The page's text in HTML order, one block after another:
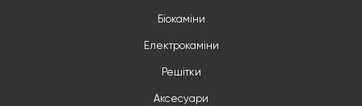
Біокаміни
Електрокаміни
Решітки
Аксесуари